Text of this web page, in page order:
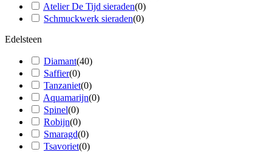
Atelier De Tijd sieraden(0)
Schmuckwerk sieraden(0)
Edelsteen
Diamant(40)
Saffier(0)
Tanzaniet(0)
Aquamarijn(0)
Spinel(0)
Robijn(0)
Smaragd(0)
Tsavoriet(0)